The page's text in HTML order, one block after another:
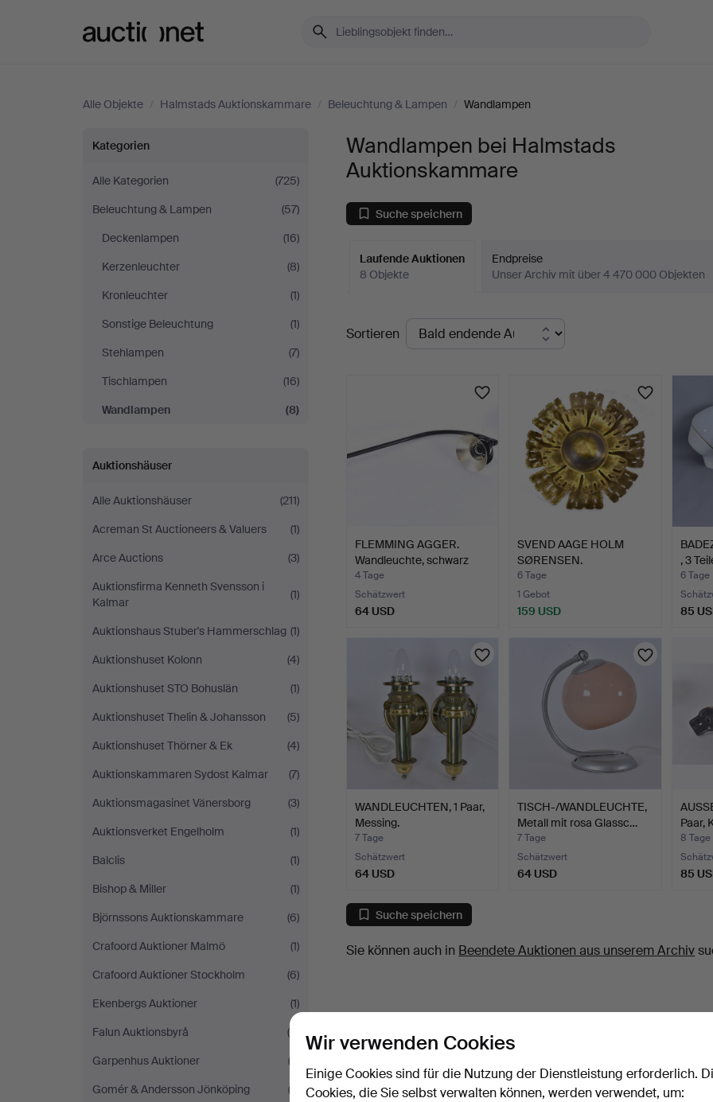
Alle Objekte / Halmstads Auktionskammare / Beleuchtung & Lampen / Wandlampen
Wandlampen
bei
Halmstads
Auktionskammare
Kategorien
Alle Kategorien
(725)
Beleuchtung & Lampen
(57)
Deckenlampen
(16)
Kerzenleuchter
(8)
Kronleuchter
(1)
Sonstige Beleuchtung
(1)
Stehlampen
(7)
Tischlampen
(16)
Wandlampen
(8)
Auktionshäuser
Alle Auktionshäuser
(211)
Acreman St Auctioneers & Valuers
(1)
Arce Auctions
(3)
Auktionsfirma Kenneth Svensson i
Kalmar
(1)
Auktionshaus Stuber's Hammerschlag (1)
Auktionshuset Kolonn
(4)
Auktionshuset STO Bohuslän
(1)
Auktionshuset Thelin & Johansson
(5)
Auktionshuset Thörner & Ek
(4)
Auktionskammaren Sydost Kalmar
(7)
Auktionsmagasinet Vänersborg
(3)
Auktionsverket Engelholm
(1)
Balclis
(1)
Bishop & Miller
(1)
Björnssons Auktionskammare
(6)
Crafoord Auktioner Malmö
(1)
Crafoord Auktioner Stockholm
(6)
Ekenbergs Auktioner
(1)
Falun Auktionsbyrå
(4)
Garpenhus Auktioner
(3)
Gomér & Andersson Jönköping
(2)
Wandlampen bei Halmstads
Auktionskammare
Suche speichern
Laufende Auktionen
8 Objekte
Endpreise
Unser Archiv mit über 4 470 000 Objekten
Laufende
Auktionen
Sortieren
FLEMMING AGGER.
Wandleuchte, schwarz
lacki…
4 Tage
Schätzwert
64 USD
SVEND AAGE HOLM
SØRENSEN.
Wandleuchte, Mes…
6 Tage
1 Gebot
159 USD
, 3
6 Tage
85
WANDLEUCHTEN, 1 Paar,
Messing.
7 Tage
Schätzwert
64 USD
TISCH-/WANDLEUCHTE,
Metall mit rosa Glassc…
7 Tage
Schätzwert
64 USD
Paar,
8 Tage
85
Suche speichern
Sie können auch in Beendete Auktionen aus unserem Archiv
Wir verwenden Cookies
Einige Cookies sind für die Nutzung der Dienstleistung erforderlich.
Cookies, die Sie selbst verwalten können, werden verwendet, um: